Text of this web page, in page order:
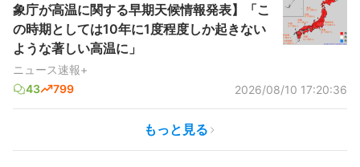
象庁が高温に関する早期天候情報発表】「こ
の時期としては10年に1度程度しか起きない
ような著しい高温に」
ニュース速報+
43
799 2026/08/10 17:20:36
もっと見る